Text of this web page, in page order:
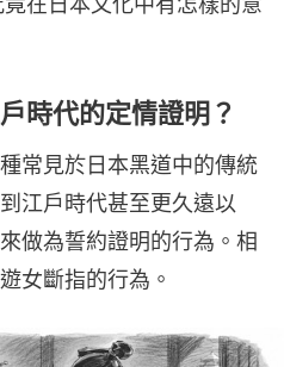
時代的定情證明？
常見於日本黑道中的傳統
江戶時代甚至更久遠以
做為誓約證明的行為。相
女斷指的行為。